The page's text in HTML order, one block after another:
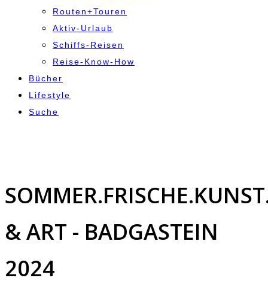
Routen+Touren
Aktiv-Urlaub
Schiffs-Reisen
Reise-Know-How
Bücher
Lifestyle
Suche
& ART - BADGASTEIN
2024